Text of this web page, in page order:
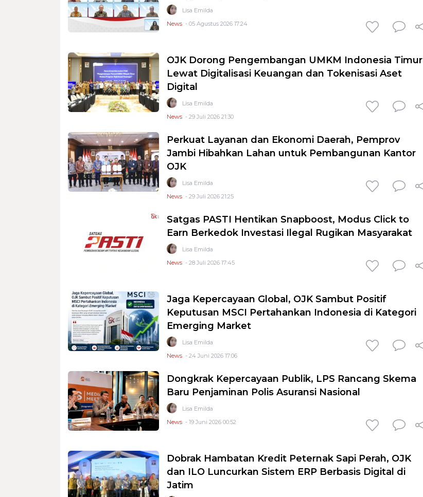
Lisa Emilda
News - 05 Agustus 2026 17:24
OJK Dorong Pengembangan UMKM Indonesia Timur
Lewat Digitalisasi Keuangan dan Tokenisasi Aset
Digital
Lisa Emilda
News - 29 Juli 2026 21:30
Perkuat Layanan dan Ekonomi Daerah, Pemprov
Jambi Hibahkan Lahan untuk Pembangunan Kantor
OJK
Lisa Emilda
News - 29 Juli 2026 21:25
Satgas PASTI Hentikan Snapboost, Modus Click to
Earn Berkedok Investasi Ilegal Rugikan Masyarakat
Lisa Emilda
News - 28 Juli 2026 17:45
Jaga Kepercayaan Global, OJK Sambut Positif
Keputusan MSCI Pertahankan Indonesia di Kategori
Emerging Market
Lisa Emilda
News - 24 Juni 2026 17:06
Dongkrak Kepercayaan Publik, LPS Rancang Skema
Baru Penjaminan Polis Asuransi Nasional
Lisa Emilda
News - 19 Juni 2026 00:52
Dobrak Hambatan Kredit Peternak Sapi Perah, OJK
dan ILO Luncurkan Sistem ERP Berbasis Digital di
Jatim